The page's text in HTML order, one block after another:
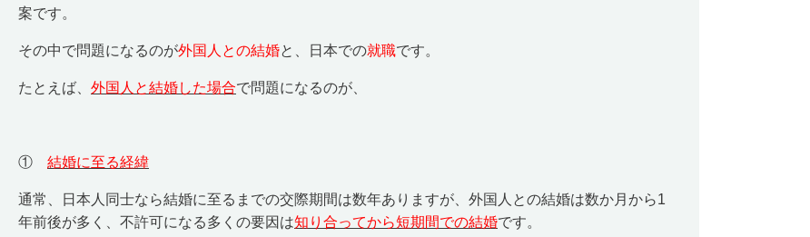
案です。
その中で問題になるのが外国人との結婚と、日本での就職です。
たとえば、 外国人と結婚した場合で問題になるのが、
① 結婚に至る経緯
通常、日本人同士なら結婚に至るまでの交際期間は数年ありますが、外国人との結婚は数か月から1
年前後が多く、不許可になる多くの要因は知り合ってから短期間での結婚です。